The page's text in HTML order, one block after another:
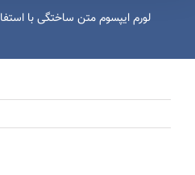
لورم ایپسوم متن ساختگی با